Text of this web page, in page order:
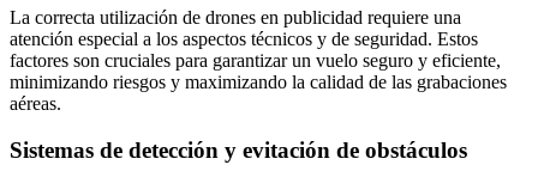
La correcta utilización de drones en publicidad requiere una
atención especial a los aspectos técnicos y de seguridad. Estos
factores son cruciales para garantizar un vuelo seguro y eficiente,
minimizando riesgos y maximizando la calidad de las grabaciones
aéreas.
Sistemas de detección y evitación de obstáculos